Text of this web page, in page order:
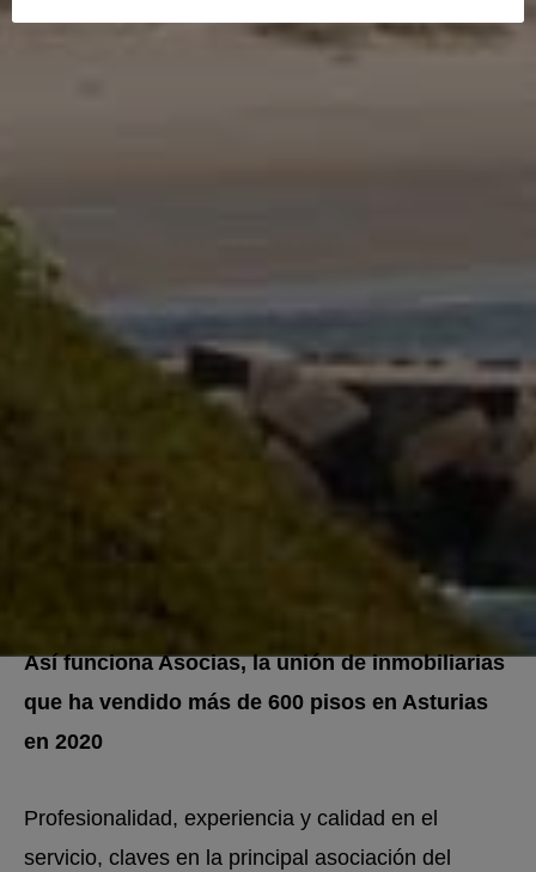
Así funciona Asocias, la unión de inmobiliarias
que ha vendido más de 600 pisos en Asturias
en 2020
Profesionalidad, experiencia y calidad en el
servicio, claves en la principal asociación del